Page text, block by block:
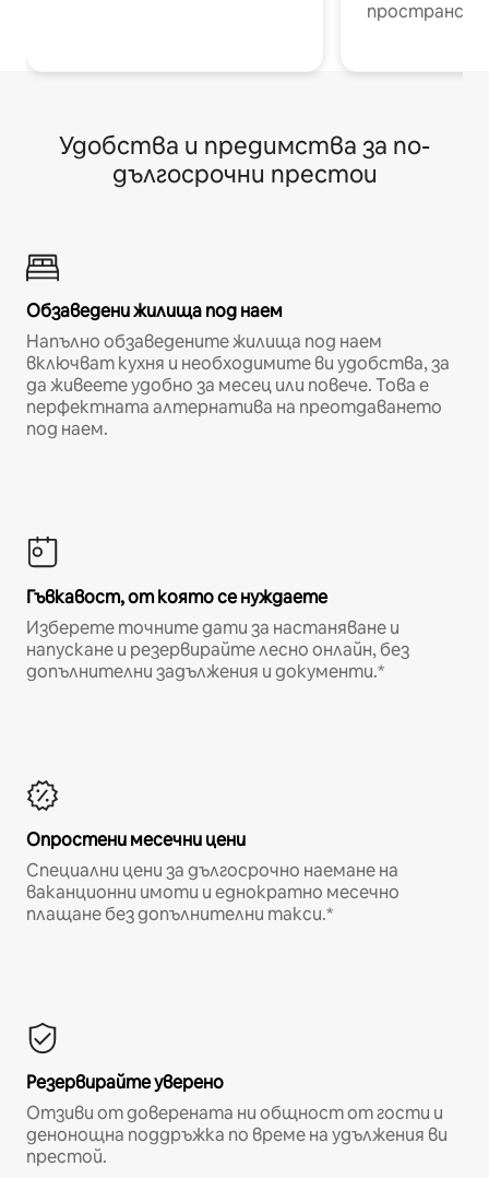
Удобства и предимства за по-
дългосрочни престои
Обзаведени жилища под наем
Напълно обзаведените жилища под наем
включват кухня и необходимите ви удобства, за
да живеете удобно за месец или повече. Това е
перфектната алтернатива на преотдаването
под наем.
Гъвкавост, от която се нуждаете
Изберете точните дати за настаняване и
напускане и резервирайте лесно онлайн, без
допълнителни задължения и документи.*
Опростени месечни цени
Специални цени за дългосрочно наемане на
ваканционни имоти и еднократно месечно
плащане без допълнителни такси.*
Резервирайте уверено
Отзиви от доверената ни общност от гости и
денонощна поддръжка по време на удължения ви
престой.